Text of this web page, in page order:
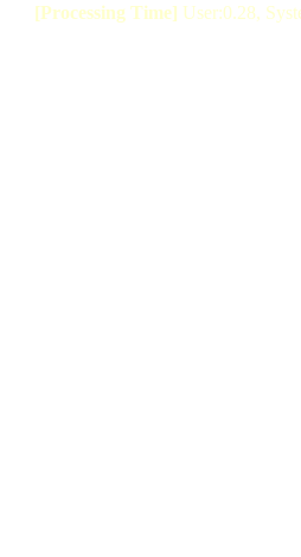
[Processing Time] User:0.28,